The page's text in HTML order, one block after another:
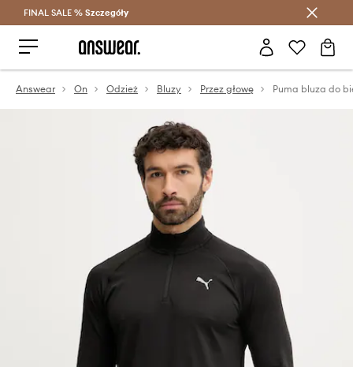
Oszczędzaj z Answear Club >
FINAL SALE % Szczegóły
Answear On Odzież Bluzy Przez głowę